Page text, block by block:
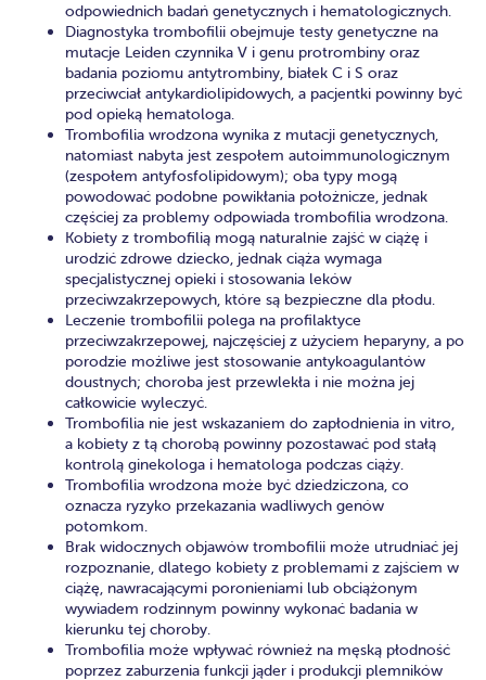
odpowiednich badań genetycznych i hematologicznych.
Diagnostyka trombofilii obejmuje testy genetyczne na
mutacje Leiden czynnika V i genu protrombiny oraz
badania poziomu antytrombiny, białek C i S oraz
przeciwciał antykardiolipidowych, a pacjentki powinny być
pod opieką hematologa.
Trombofilia wrodzona wynika z mutacji genetycznych,
natomiast nabyta jest zespołem autoimmunologicznym
(zespołem antyfosfolipidowym); oba typy mogą
powodować podobne powikłania położnicze, jednak
częściej za problemy odpowiada trombofilia wrodzona.
Kobiety z trombofilią mogą naturalnie zajść w ciążę i
urodzić zdrowe dziecko, jednak ciąża wymaga
specjalistycznej opieki i stosowania leków
przeciwzakrzepowych, które są bezpieczne dla płodu.
Leczenie trombofilii polega na profilaktyce
przeciwzakrzepowej, najczęściej z użyciem heparyny, a po
porodzie możliwe jest stosowanie antykoagulantów
doustnych; choroba jest przewlekła i nie można jej
całkowicie wyleczyć.
Trombofilia nie jest wskazaniem do zapłodnienia in vitro,
a kobiety z tą chorobą powinny pozostawać pod stałą
kontrolą ginekologa i hematologa podczas ciąży.
Trombofilia wrodzona może być dziedziczona, co
oznacza ryzyko przekazania wadliwych genów
potomkom.
Brak widocznych objawów trombofilii może utrudniać jej
rozpoznanie, dlatego kobiety z problemami z zajściem w
ciążę, nawracającymi poronieniami lub obciążonym
wywiadem rodzinnym powinny wykonać badania w
kierunku tej choroby.
Trombofilia może wpływać również na męską płodność
poprzez zaburzenia funkcji jąder i produkcji plemników